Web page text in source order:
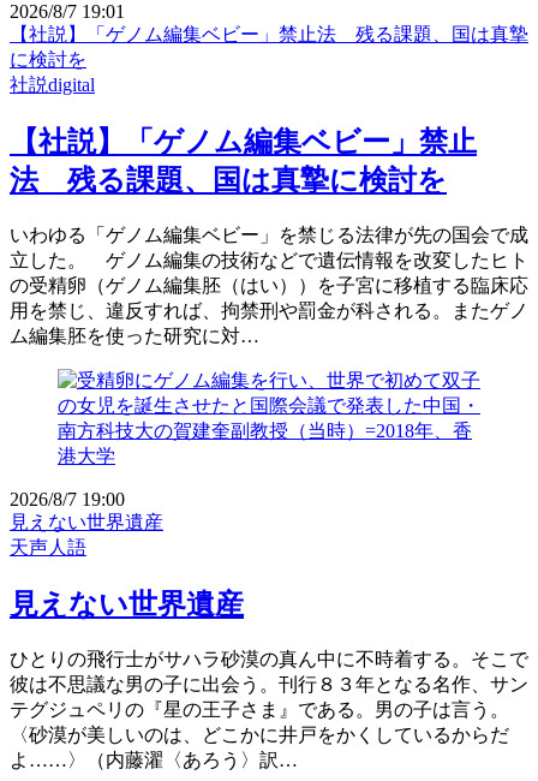
2026/8/7 19:01
【社説】「ゲノム編集ベビー」禁止法 残る課題、国は真摯
に検討を
社説digital
【社説】「ゲノム編集ベビー」禁止
法 残る課題、国は真摯に検討を
いわゆる「ゲノム編集ベビー」を禁じる法律が先の国会で成
立した。 ゲノム編集の技術などで遺伝情報を改変したヒト
の受精卵（ゲノム編集胚（はい））を子宮に移植する臨床応
用を禁じ、違反すれば、拘禁刑や罰金が科される。またゲノ
ム編集胚を使った研究に対…
2026/8/7 19:00
見えない世界遺産
天声人語
見えない世界遺産
ひとりの飛行士がサハラ砂漠の真ん中に不時着する。そこで
彼は不思議な男の子に出会う。刊行８３年となる名作、サン
テグジュペリの『星の王子さま』である。男の子は言う。
〈砂漠が美しいのは、どこかに井戸をかくしているからだ
よ……〉（内藤濯〈あろう〉訳…